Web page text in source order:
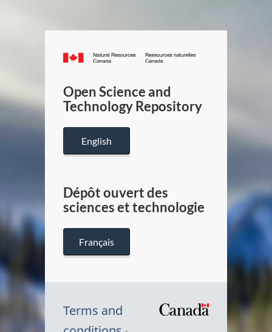
Canada.ca
/
Canada
Open Science and
Technology Repository
English
Dépôt ouvert des
sciences et technologie
Français
Terms and